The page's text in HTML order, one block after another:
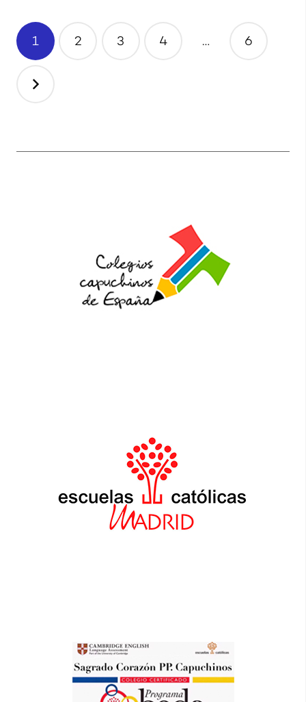
Navegación
de1 2 3 4 … 6